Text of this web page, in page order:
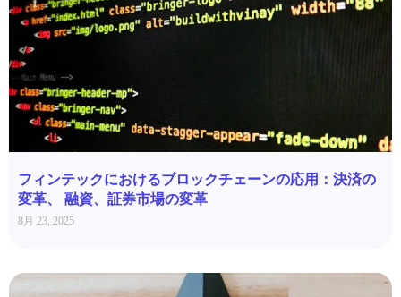
フィンテックにおけるブロックチェーンの応用：決済の
変革、 融資、証券市場の変革
8月 23, 2025